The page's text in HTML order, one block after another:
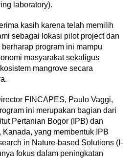
laboratory).
kasih karena telah memilih
sebagai lokasi pilot project dan
program ini mampu
masyarakat sekaligus
mangrove secara
FINCAPES, Paulo Vaggi,
ini merupakan bagian dari
Pertanian Bogor (IPB) dan
Kanada, yang membentuk IPB
in Nature-based Solutions (I-
fokus dalam peningkatan